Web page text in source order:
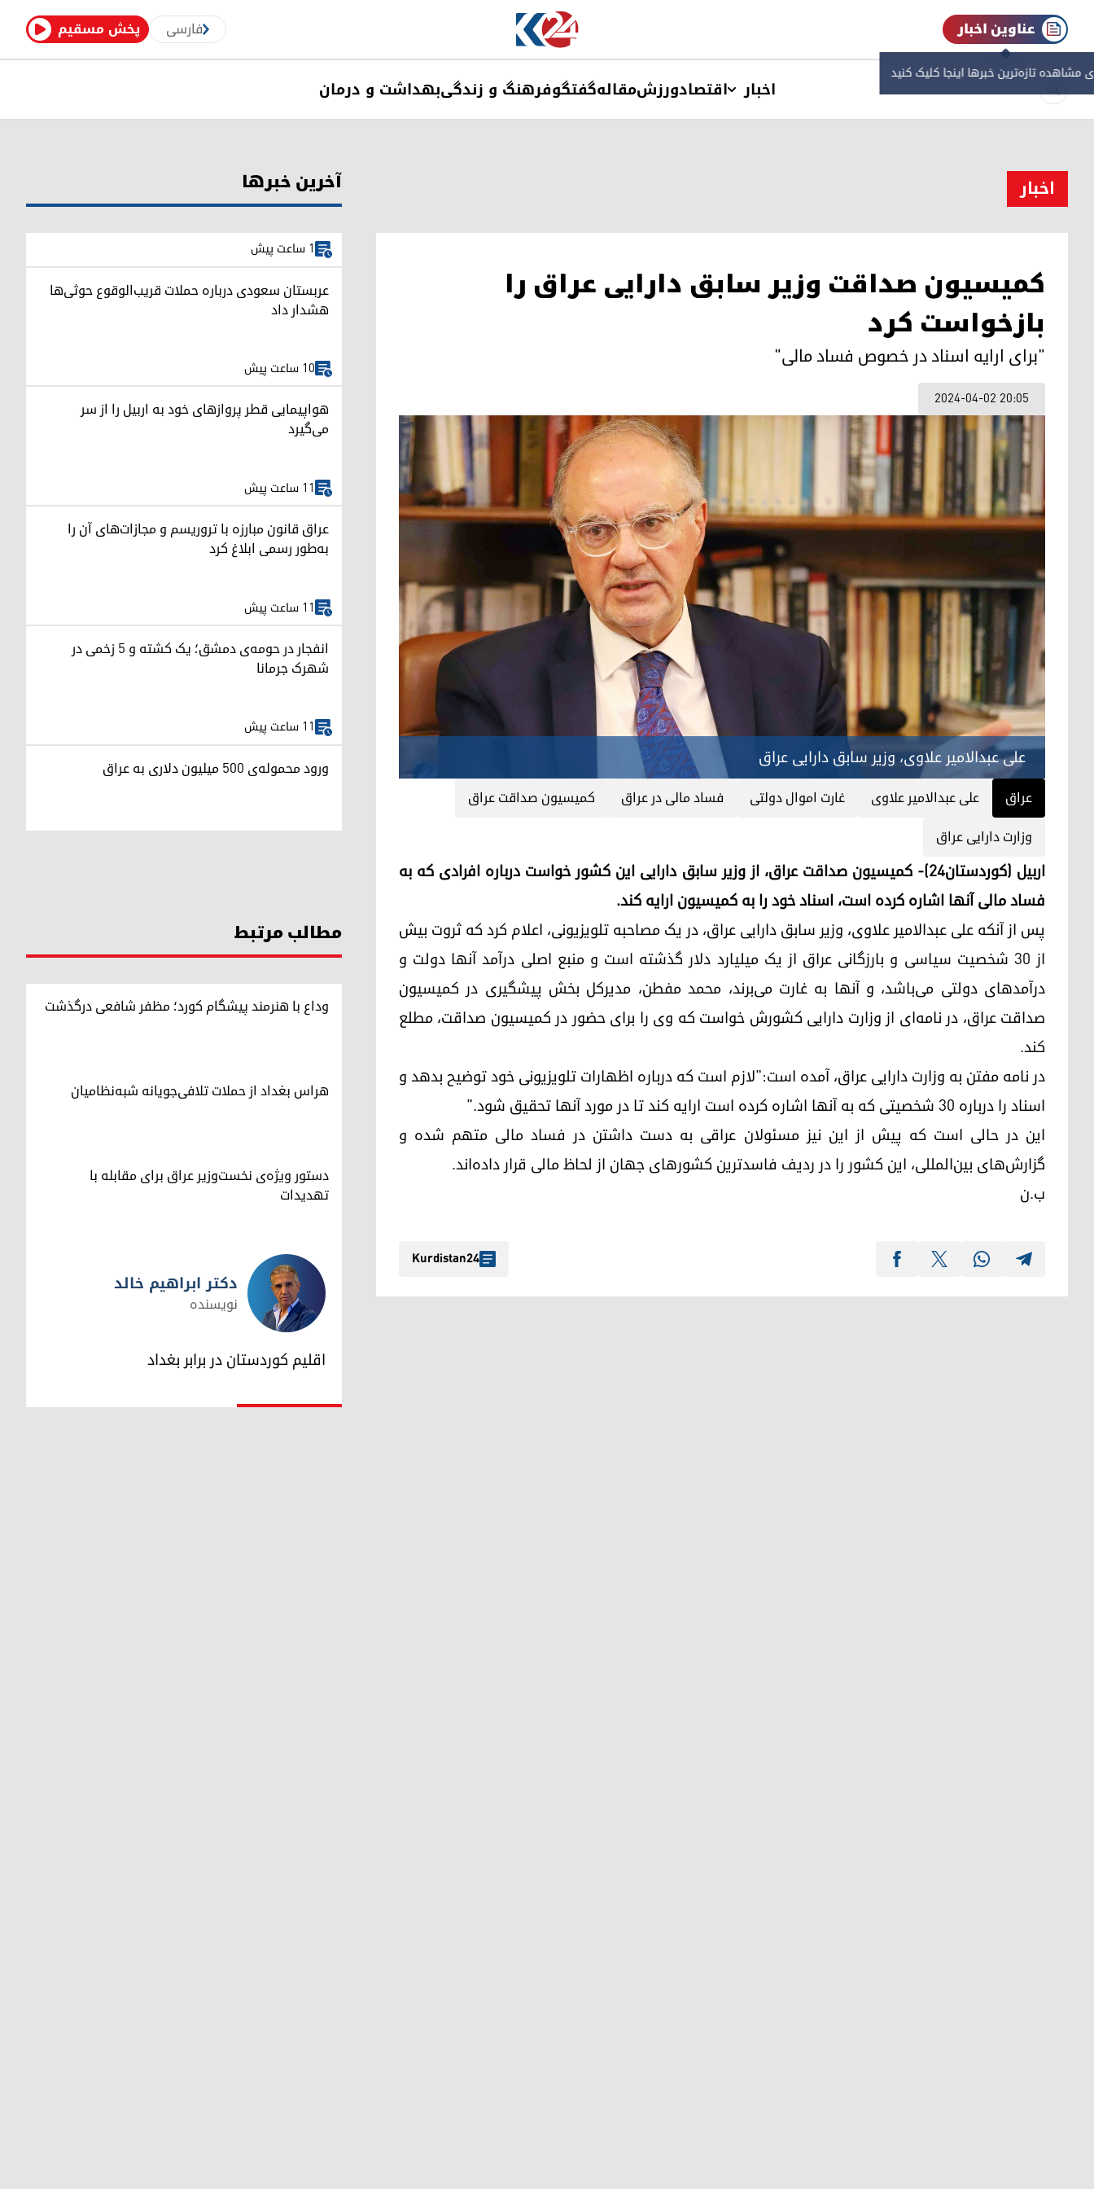
پخش مسقیم فارسی عناوین اخبار
مشاهده‌ تازه‌ترین خبرها اینجا کلیک کنید
اخبار اقتصادورزشمقالهگفتگوفرهنگ و زندگیبهداشت و درمان
اخبار
کمیسیون صداقت وزیر سابق دارایی عراق را
بازخواست کرد
"برای ارایه اسناد در خصوص فساد مالی"
2024-04-02 20:05
علی عبدالامیر علاوی، وزیر سابق دارایی عراق
عراق علی عبدالامیر علاوی غارت اموال دولتی فساد مالی در عراق
کمیسیون صداقت عراق
وزارت دارایی عراق
اربیل (کوردستان٢٤)- کمیسیون صداقت عراق، از وزیر سابق دارایی این کشور خواست درباره افرادی که به
فساد مالی آنها اشاره کرده است، اسناد خود را به کمیسیون ارایه کند.
پس از آنکه علی عبدالامیر علاوی، وزیر سابق دارایی عراق، در یک مصاحبه تلویزیونی، اعلام کرد که ثروت بیش
از ٣٠ شخصیت سیاسی و بارزگانی عراق از یک میلیارد دلار گذشته است و منبع اصلی درآمد آنها دولت و
درآمدهای دولتی می‌باشد، و آنها به غارت می‌برند، محمد مفطن، مدیرکل بخش پیشگیری در کمیسیون
صداقت عراق، در نامه‌ای از وزارت دارایی کشورش خواست که وی را برای حضور در کمیسیون صداقت، مطلع
کند.
در نامه مفتن به وزارت دارایی عراق، آمده است:"لازم است که درباره اظهارات تلویزیونی خود توضیح بدهد و
اسناد را درباره ٣٠ شخصیتی که به آنها اشاره کرده است ارایه کند تا در مورد آنها تحقیق شود."
این در حالی است که پیش از این نیز مسئولان عراقی به دست داشتن در فساد مالی متهم شده و
گزارش‌های بین‌المللی، این کشور را در ردیف فاسدترین کشورهای جهان از لحاظ مالی قرار داده‌اند.
ب.ن
Kurdistan24
آخرین خبرها
1 ساعت پیش
عربستان سعودی درباره حملات قریب‌الوقوع حوثی‌ها
هشدار داد
10 ساعت پیش
هواپیمایی قطر پروازهای خود به اربیل را از سر
می‌گیرد
11 ساعت پیش
عراق قانون مبارزه با تروریسم و مجازات‌های آن را
به‌طور رسمی ابلاغ کرد
11 ساعت پیش
انفجار در حومه‌ی دمشق؛ یک کشته و ۵ زخمی در
شهرک جرمانا
11 ساعت پیش
ورود محموله‌ی ۵۰۰ میلیون دلاری به عراق
مطالب مرتبط
وداع با هنرمند پیشگام کورد؛ مظفر شافعی درگذشت
هراس بغداد از حملات تلافی‌جویانه شبه‌نظامیان
دستور ویژه‌ی نخست‌وزیر عراق برای مقابله با
تهدیدات
دکتر ابراهیم خالد
دکتر ابراهیم خالد
نویسنده
اقلیم کوردستان در برابر بغداد